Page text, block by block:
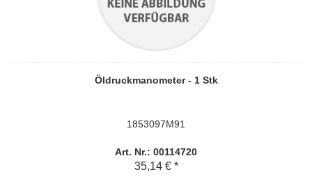
Öldruckmanometer - 1 Stk
1853097M91
Art. Nr.: 00114720
35,14 € *